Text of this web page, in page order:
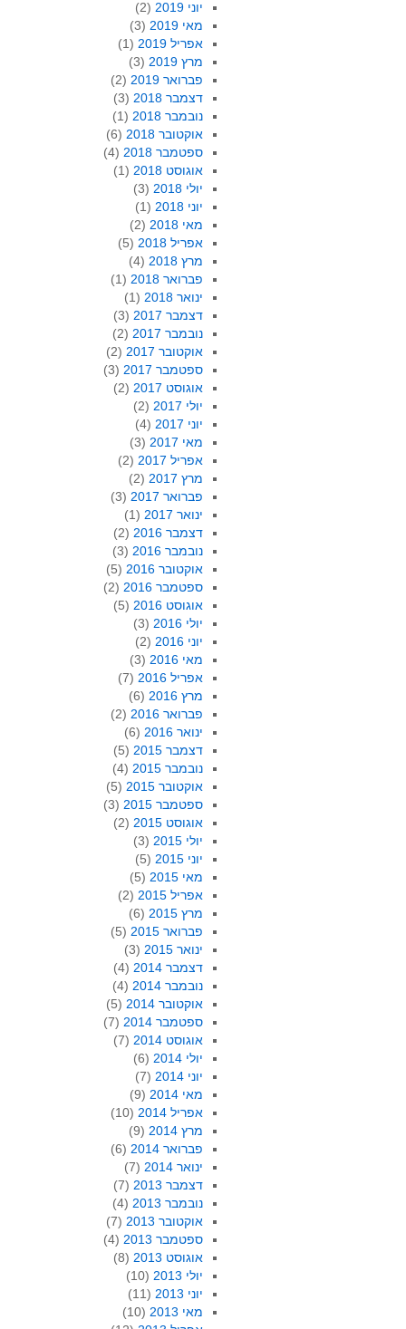
יוני 2019
(2)
מאי 2019
(3)
אפריל 2019
(1)
מרץ 2019
(3)
פברואר 2019
(2)
דצמבר 2018
(3)
נובמבר 2018
(1)
אוקטובר 2018
(6)
ספטמבר 2018
(4)
אוגוסט 2018
(1)
יולי 2018
(3)
יוני 2018
(1)
מאי 2018
(2)
אפריל 2018
(5)
מרץ 2018
(4)
פברואר 2018
(1)
ינואר 2018
(1)
דצמבר 2017
(3)
נובמבר 2017
(2)
אוקטובר 2017
(2)
ספטמבר 2017
(3)
אוגוסט 2017
(2)
יולי 2017
(2)
יוני 2017
(4)
מאי 2017
(3)
אפריל 2017
(2)
מרץ 2017
(2)
פברואר 2017
(3)
ינואר 2017
(1)
דצמבר 2016
(2)
נובמבר 2016
(3)
אוקטובר 2016
(5)
ספטמבר 2016
(2)
אוגוסט 2016
(5)
יולי 2016
(3)
יוני 2016
(2)
מאי 2016
(3)
אפריל 2016
(7)
מרץ 2016
(6)
פברואר 2016
(2)
ינואר 2016
(6)
דצמבר 2015
(5)
נובמבר 2015
(4)
אוקטובר 2015
(5)
ספטמבר 2015
(3)
אוגוסט 2015
(2)
יולי 2015
(3)
יוני 2015
(5)
מאי 2015
(5)
אפריל 2015
(2)
מרץ 2015
(6)
פברואר 2015
(5)
ינואר 2015
(3)
דצמבר 2014
(4)
נובמבר 2014
(4)
אוקטובר 2014
(5)
ספטמבר 2014
(7)
אוגוסט 2014
(7)
יולי 2014
(6)
יוני 2014
(7)
מאי 2014
(9)
אפריל 2014
(10)
מרץ 2014
(9)
פברואר 2014
(6)
ינואר 2014
(7)
דצמבר 2013
(7)
נובמבר 2013
(4)
אוקטובר 2013
(7)
ספטמבר 2013
(4)
אוגוסט 2013
(8)
יולי 2013
(10)
יוני 2013
(11)
מאי 2013
(10)